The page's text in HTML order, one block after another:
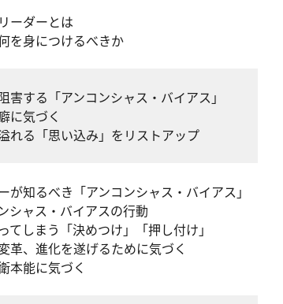
ーダーとは
を身につけるべきか
害する「アンコンシャス・バイアス」
に気づく
れる「思い込み」をリストアップ
が知るべき「アンコンシャス・バイアス」
シャス・バイアスの行動
てしまう「決めつけ」「押し付け」
革、進化を遂げるために気づく
本能に気づく